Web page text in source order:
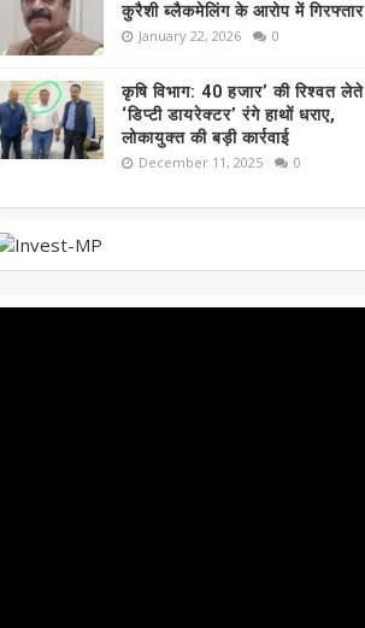
कुरैशी ब्लैकमेलिंग के आरोप में गिरफ्तार
January 22, 2026 0
कृषि विभाग: 40 हजार’ की रिश्वत लेते
‘डिप्टी डायरेक्टर’ रंगे हाथों धराए,
लोकायुक्त की बड़ी कार्रवाई
December 11, 2025 0